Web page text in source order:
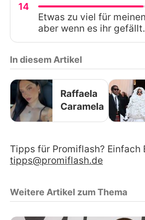
14
Etwas zu viel für
aber wenn es ihr gefällt.
In diesem Artikel
Raffaela
Caramela
Tipps für Promiflash? Einfach
tipps@promiflash.de
Weitere Artikel zum Thema